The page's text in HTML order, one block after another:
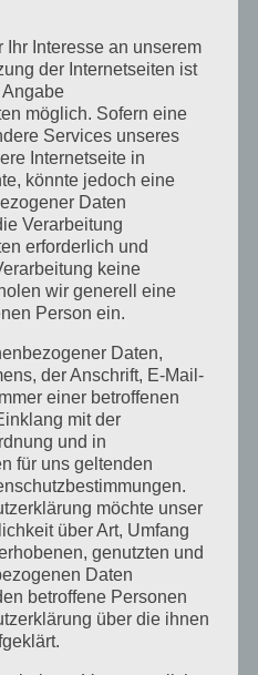
Interesse an unserem
der Internetseiten ist
möglich. Sofern eine
Services unseres
Internetseite in
könnte jedoch eine
Daten
Verarbeitung
erforderlich und
keine
wir generell eine
Person ein.
Daten,
der Anschrift, E-Mail-
einer betroffenen
mit der
und in
für uns geltenden
möchte unser
über Art, Umfang
genutzten und
Daten
betroffene Personen
über die ihnen